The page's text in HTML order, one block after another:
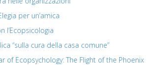
per un’amica
l’Ecopsicologia
“sulla cura della casa comune”
of Ecopsychology: The Flight of the Phoenix